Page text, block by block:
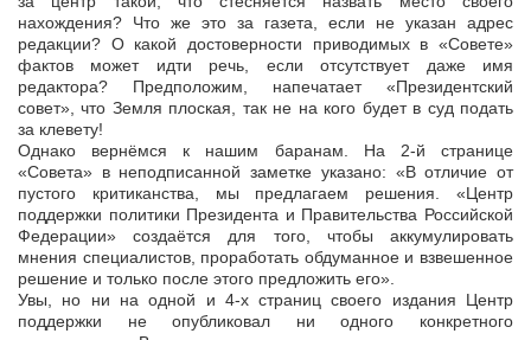
нахождения? Что же это за газета, если не указан адрес
редакции? О какой достоверности приводимых в «Совете»
фактов может идти речь, если отсутствует даже имя
редактора? Предположим, напечатает «Президентский
совет», что Земля плоская, так не на кого будет в суд подать
за клевету!
Однако вернёмся к нашим баранам. На 2-й странице
«Совета» в неподписанной заметке указано: «В отличие от
пустого критиканства, мы предлагаем решения. «Центр
поддержки политики Президента и Правительства Российской
Федерации» создаётся для того, чтобы аккумулировать
мнения специалистов, проработать обдуманное и взвешенное
решение и только после этого предложить его».
Увы, но ни на одной и 4-х страниц своего издания Центр
поддержки не опубликовал ни одного конкретного